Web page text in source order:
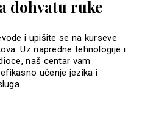
dohvatu ruke
i upišite se na kurseve
Uz napredne tehnologije i
naš centar vam
učenje jezika i